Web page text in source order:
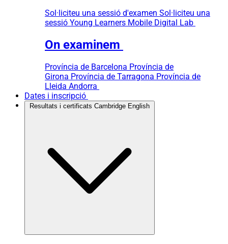
Sol·liciteu una sessió d'examen Sol·liciteu una
sessió Young Learners Mobile Digital Lab
On examinem
Província de Barcelona Província de
Girona Província de Tarragona Província de
Lleida Andorra
Dates i inscripció